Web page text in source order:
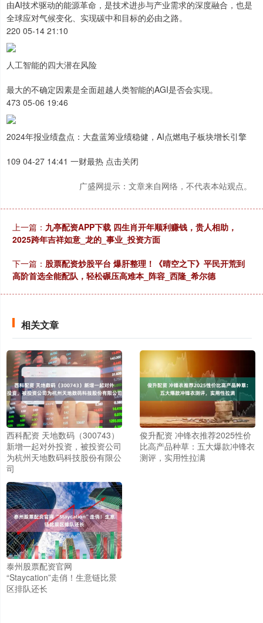
由AI技术驱动的能源革命，是技术进步与产业需求的深度融合，也是
全球应对气候变化、实现碳中和目标的必由之路。
220 05-14 21:10
人工智能的四大潜在风险
最大的不确定因素是全面超越人类智能的AGI是否会实现。
473 05-06 19:46
2024年报业绩盘点：大盘蓝筹业绩稳健，AI点燃电子板块增长引擎
109 04-27 14:41 一财最热 点击关闭
广盛网提示：文章来自网络，不代表本站观点。
上一篇： 九亭配资APP下载 四生肖开年顺利赚钱，贵人相助，
2025跨年吉祥如意_龙的_事业_投资方面
下一篇： 股票配资炒股平台 爆肝整理！《晴空之下》平民开荒到
高阶首选全能配队，轻松碾压高难本_阵容_西隆_希尔德
相关文章
西科配资 天地数码（300743）
新增一起对外投资，被投资公司
为杭州天地数码科技股份有限公
司
俊升配资 冲锋衣推荐2025性价
比高产品种草：五大爆款冲锋衣
测评，实用性拉满
泰州股票配资官网
“Staycation”走俏！生意链比景
区排队还长